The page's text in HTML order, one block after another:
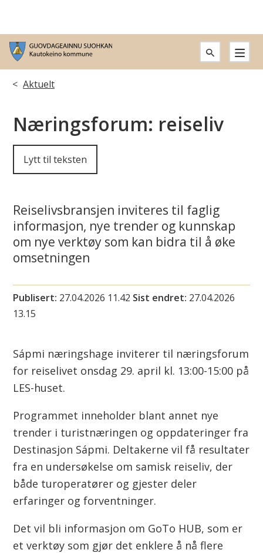
G
u
v
g
e
a
i
n
u
s
u
o
h
k
a
n
Du Aktuelt
Næringsforum: reiseliv
Lytt til teksten
Reiselivsbransjen inviteres til faglig
informasjon, nye trender og kunnskap
om nye verktøy som kan bidra til å øke
omsetningen
Publisert 27.04.2026 11.42 Sist endret 27.04.2026
13.15
Sápmi næringshage inviterer til næringsforum
for reiselivet onsdag 29. april kl. 13:00-15:00 på
LES-huset.
Programmet inneholder blant annet nye
trender i turistnæringen og oppdateringer fra
Destinasjon Sápmi. Deltakerne vil få resultater
fra en undersøkelse om samisk reiseliv, der
både turoperatører og gjester deler
erfaringer og forventninger.
Det vil bli informasjon om GoTo HUB, som er
et verktøy som gjør det enklere å nå flere